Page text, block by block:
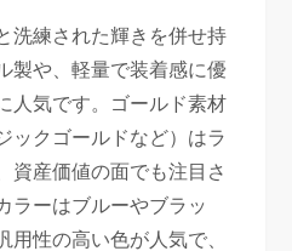
洗練された輝きを併せ持
製や、軽量で装着感に優
人気です。ゴールド素材
ックゴールドなど）はラ
資産価値の面でも注目さ
ラーはブルーやブラッ
用性の高い色が人気で、